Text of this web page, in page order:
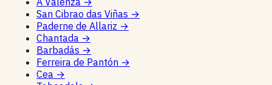
San Cibrao das Viñas →
Paderne de Allariz →
Chantada →
Barbadás →
Ferreira de Pantón →
Cea →